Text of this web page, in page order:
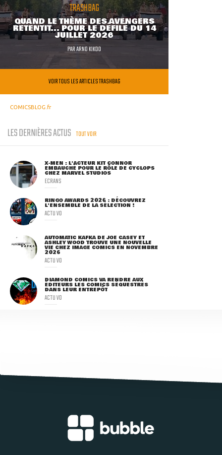
TRASHBAG
QUAND LE THÈME DES AVENGERS
RETENTIT... POUR LE DÉFILÉ DU 14
JUILLET 2026
PARARNO KIKOO
VOIR TOUS LES ARTICLES TRASHBAG
COMICSBLOG.fr
LES DERNIÈRES ACTUS TOUT VOIR
X-MEN : L'ACTEUR KIT CONNOR
EMBAUCHÉ POUR LE RÔLE DE CYCLOPS
CHEZ MARVEL STUDIOS
ECRANS
RINGO AWARDS 2026 : DÉCOUVREZ
L'ENSEMBLE DE LA SÉLECTION !
ACTU VO
AUTOMATIC KAFKA DE JOE CASEY ET
ASHLEY WOOD TROUVE UNE NOUVELLE
VIE CHEZ IMAGE COMICS EN NOVEMBRE
2026
ACTU VO
DIAMOND COMICS VA RENDRE AUX
ÉDITEURS LES COMICS SÉQUESTRÉS
DANS LEUR ENTREPÔT
ACTU VO